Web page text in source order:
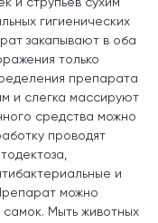
гигиенических
закапывают в оба
только
препарата
и слегка массируют
средства можно
проводят
и
можно
Мыть животных